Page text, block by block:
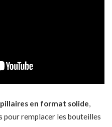
en format solide,
pour remplacer les bouteilles